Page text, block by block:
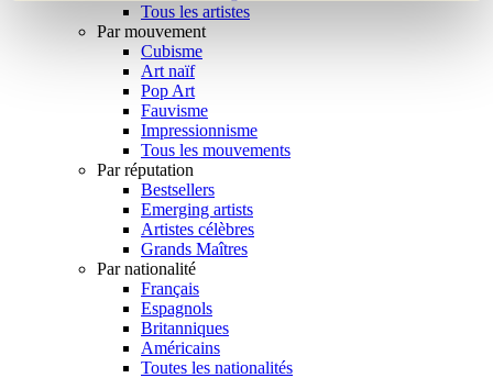
Tous les artistes
Par mouvement
Cubisme
Art naïf
Pop Art
Fauvisme
Impressionnisme
Tous les mouvements
Par réputation
Bestsellers
Emerging artists
Artistes célèbres
Grands Maîtres
Par nationalité
Français
Espagnols
Britanniques
Américains
Toutes les nationalités